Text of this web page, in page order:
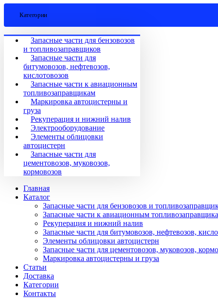
Категории
Запасные части для бензовозов
и топливозаправщиков
Запасные части для
битумовозов, нефтевозов,
кислотовозов
Запасные части к авиационным
топливозаправщикам
Маркировка автоцистерны и
груза
Рекуперация и нижний налив
Электрооборудование
Элементы облицовки
автоцистерн
Запасные части для
цементовозов, муковозов,
кормовозов
Главная
Каталог
Запасные части для бензовозов и
Запасные части к авиационным
Рекуперация и нижний налив
Запасные части для битумовозов, нефтевозов,
Элементы облицовки автоцистерн
Запасные части для цементовозов, муковозов,
Маркировка автоцистерны и груза
Статьи
Доставка
Категории
Контакты